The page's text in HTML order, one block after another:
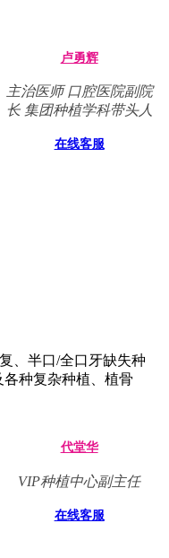
卢勇辉
主治医师 口腔医院副院
长 集团种植学科带头人
在线客服
、半口/全口牙缺失种
种复杂种植、植骨
代堂华
VIP种植中心副主任
在线客服